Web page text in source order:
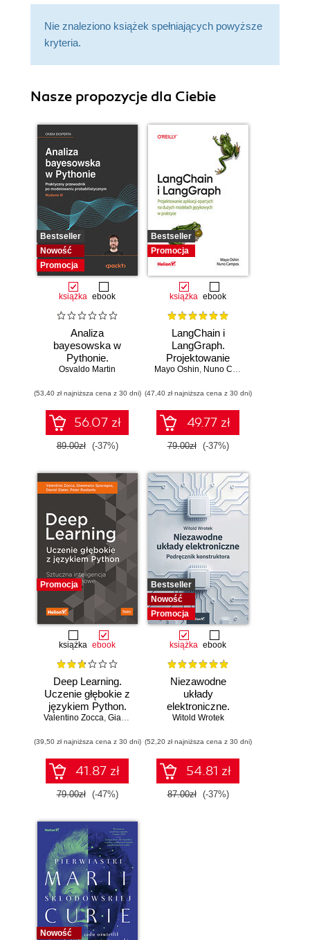
Nie znaleziono książek spełniających powyższe
kryteria.
Nasze propozycje dla Ciebie
Bestseller
Nowość
Promocja
książka ebook
Analiza
bayesowska w
Pythonie.
Praktyczny
modelowaniu
probabilistycznym.
Wydanie III
Osvaldo Martin
(53,40 zł najniższa cena z 30 dni)
56.07 zł
89.00zł (-37%)
Bestseller
Promocja
książka ebook
LangChain i
LangGraph.
Projektowanie
aplikacji opartych
modelach
językowych w
praktyce
Mayo Oshin, Nuno Campos
(47,40 zł najniższa cena z 30 dni)
49.77 zł
79.00zł (-37%)
Promocja
książka ebook
Deep Learning.
Uczenie głębokie z
językiem Python.
Sztuczna
neuronowe
Valentino Zocca, Gianmario Spacagna ,Daniel Slater
(39,50 zł najniższa cena z 30 dni)
41.87 zł
79.00zł (-47%)
Bestseller
Nowość
Promocja
książka ebook
Niezawodne
układy
elektroniczne.
Podręcznik
Witold Wrotek
(52,20 zł najniższa cena z 30 dni)
54.81 zł
87.00zł (-37%)
Nowość